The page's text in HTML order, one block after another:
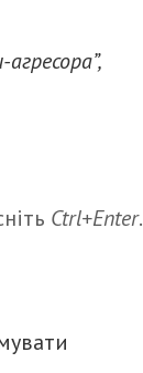
Ctrl+Enter.